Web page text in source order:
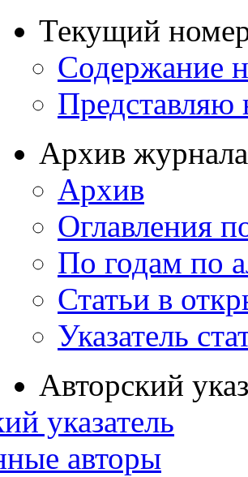
Текущий
Содержание
Представляю
Архив журнала
Архив
Оглавления
По годам по
Статьи в
Указатель
Авторский
указатель
авторы